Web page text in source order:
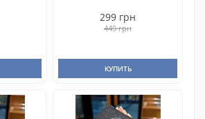
299 грн
449 грн
КУПИТЬ